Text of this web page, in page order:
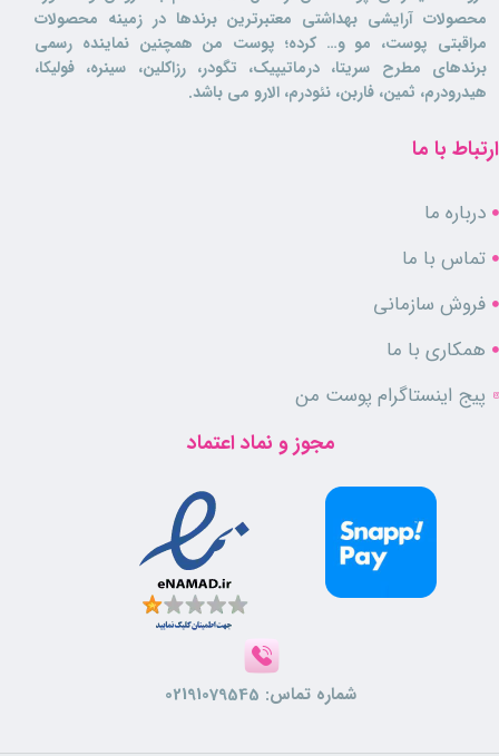
نیز بسیار کمک می کند، حاوی ترکیبات گیاهی تغذیه کننده بوده که پوست را
تقویت می کنند.
ترکیبات موثر
گلیسیرین:
ضد التهاب نیز می باشد و مانع از سوزش و قرمزی پوست می گردد. همچنین
دارای خواص آنتی اکسیدانی بوده و تاثیر مخرب رادیکال های آزاد را روی
پوست خنثی می کند.
روغن کرچک هیدروژنه:
و بهبود رنگ پوست نیز بسیار کمک می کند، همچنین به پاکسازی پوست از
آلودگی ها کمک کرده و دارای خواص ضد التهابی و آنتی باکتریالی نیز می
باشد.
ویژگی ها
مناسب بانوان
دارای رایحه ای گرم و شیرین
شاین و درخشان کننده پوست
محصولات آرایشی بهداشتی معتبرترین برندها در زمینه محصولات
مراقبتی پوست، مو و… کرده؛ پوست من همچنین نماینده رسمی
برندهای مطرح سریتا، درماتیپیک، تگودر، رزاکلین، سینره، فولیکا،
هیدرودرم، ثمین، فاربن، نئودرم، الارو می باشد.
ارتباط با ما
درباره ما
تماس با ما
فروش سازمانی
همکاری با ما
پیج اینستاگرام پوست من
مجوز و نماد اعتماد
شماره تماس: 02191079545